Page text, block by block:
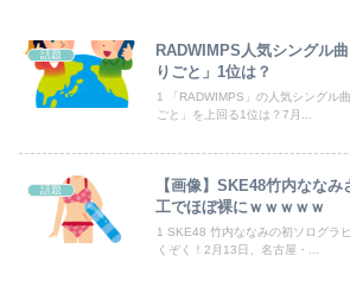
【画像】どのくノ一を快楽責めしたい
【朗報】見せブラ、流行る。
話題
RADWIMPS人気シングル
りごと」1位は？
1 「RADWIMPS」の人気シングル
ごと」を上回る1位は？7月...
話題
【画像】SKE48竹内なな
工でほぼ裸にｗｗｗｗｗ
1 SKE48 竹内ななみの初ソログラ
くぞく！2月13日、名古屋・...